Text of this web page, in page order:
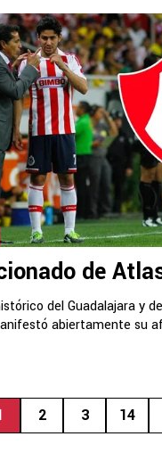
de
del Guadalajara y
abiertamente su
2 3 14